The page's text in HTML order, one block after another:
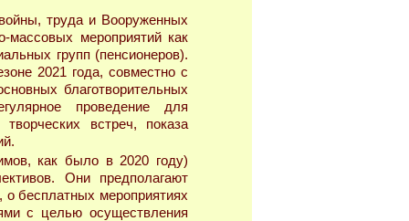
труда и Вооруженных
массовых мероприятий как
групп (пенсионеров).
2021 года, совместно с
благотворительных
проведение для
встреч, показа
как было в 2020 году)
Они предполагают
бесплатных мероприятиях
с целью осуществления